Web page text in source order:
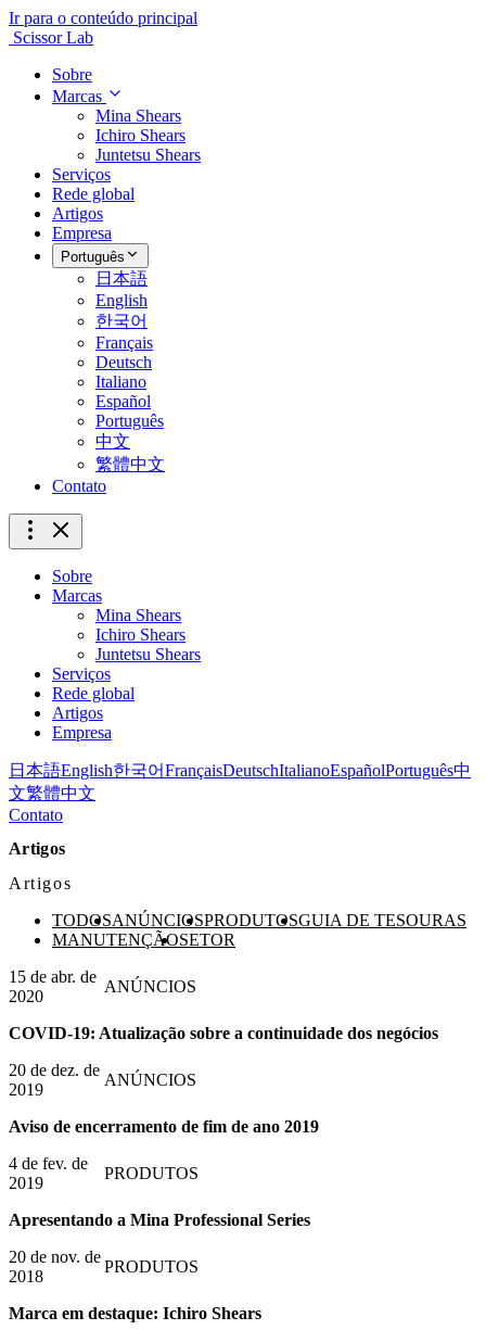
Ir para o conteúdo principal
Scissor Lab
Sobre
Marcas
Mina Shears
Ichiro Shears
Juntetsu Shears
Serviços
Rede global
Artigos
Empresa
Português
日本語
English
한국어
Français
Deutsch
Italiano
Español
Português
中文
繁體中文
Contato
Sobre
Marcas
Mina Shears
Ichiro Shears
Juntetsu Shears
Serviços
Rede global
Artigos
Empresa
日本語English한국어FrançaisDeutschItalianoEspañolPortuguês中
文繁體中文
Contato
Artigos
Artigos
TODOSANÚNCIOSPRODUTOSGUIA DE TESOURAS
MANUTENÇÃOSETOR
15 de abr. de
2020
ANÚNCIOS
COVID-19: Atualização sobre a continuidade dos negócios
20 de dez. de
2019
ANÚNCIOS
Aviso de encerramento de fim de ano 2019
4 de fev. de
2019
PRODUTOS
Apresentando a Mina Professional Series
20 de nov. de
2018
PRODUTOS
Marca em destaque: Ichiro Shears